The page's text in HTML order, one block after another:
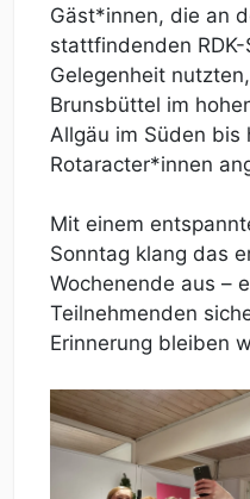
Gäst*innen, die an
stattfindenden
Gelegenheit
Brunsbüttel im
Allgäu im Süden bis
Rotaracter*innen
Mit einem
Sonntag klang das
Wochenende aus –
Teilnehmenden
Erinnerung bleiben